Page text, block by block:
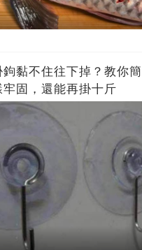
黏不住往下掉？教你
固，還能再掛十斤